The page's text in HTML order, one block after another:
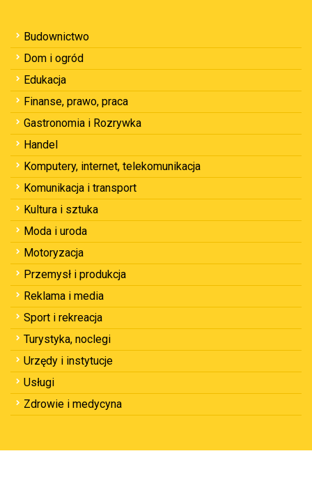
Budownictwo
Dom i ogród
Edukacja
Finanse, prawo, praca
Gastronomia i Rozrywka
Handel
Komputery, internet, telekomunikacja
Komunikacja i transport
Kultura i sztuka
Moda i uroda
Motoryzacja
Przemysł i produkcja
Reklama i media
Sport i rekreacja
Turystyka, noclegi
Urzędy i instytucje
Usługi
Zdrowie i medycyna